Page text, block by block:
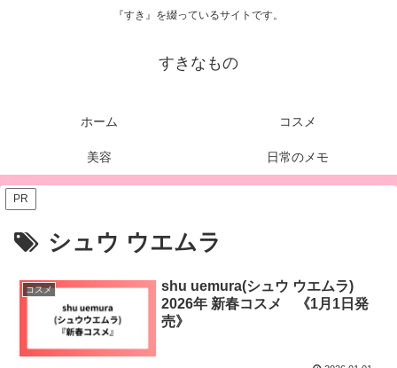
『すき』を綴っているサイトです。
すきなもの
ホーム コスメ
美容 日常のメモ
PR
シュウ ウエムラ
コスメ
shu uemura(シュウ ウエムラ)
2026年 新春コスメ 《1月1日発
売》